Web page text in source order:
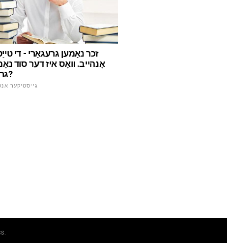
זכר נאָמען גרעגאָרי - די
אָנהייב. וואָס איז דער סוד
גרעגאָרי?
גייסטיקער